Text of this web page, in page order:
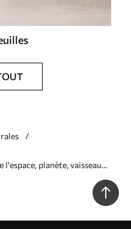
planète, vaisseau